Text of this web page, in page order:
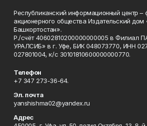
Республиканский информационный центр –
акционерного общества Издательский дом
Башкортостан».
Р./счёт 40602810200000000005 в Филиал
УРАЛСИБ» в г. Уфе, БИК 048073770, ИНН
027801004, к/с 30101810600000000770.
Телефон
+7 347 273-36-64.
Эл. почта
yanshishma02@yandex.ru
Адрес